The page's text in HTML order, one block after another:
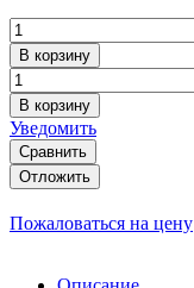
В корзину
В корзину
Уведомить
Сравнить
Отложить
Пожаловаться на цену